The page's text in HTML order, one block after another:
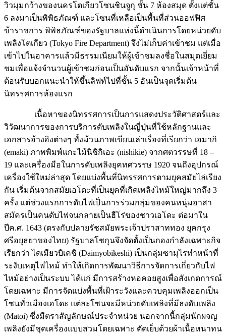
วิวมุมกว้างของนครโตเกียวโซนชินจูกุ ชั้น 7 ห้องสมุด ตั้งแต่ชั้น
6 ลงมาเป็นพิพิธภัณฑ์ และโซนที่เหลือเป็นพื้นที่ส่วนออฟฟิศ
ข้าราชการ พิพิธภัณฑ์ของรัฐบาลแห่งนี้ดำเนินการโดยหน่วยดับ
เพลิงโตเกียว (Tokyo Fire Department) จึงไม่เก็บค่าเข้าชม แต่เมื่อ
เข้าไปในอาคารแล้วมีธรรมเนียมให้ผู้เข้าชมลงชื่อในสมุดเยี่ยม
ชมเพื่อแจ้งจำนวนผู้เข้าชมก่อนเป็นอันดับแรก จากนั้นเจ้าหน้าที่
ต้อนรับบอกแนะนำให้ขึ้นลิฟท์ไปที่ชั้น 5 อันเป็นจุดเริ่มต้น
นิทรรศการห้องแรก
เนื้อหาของนิทรรศการเป็นการแสดงประวัติศาสตร์และ
วิวัฒนาการของการบริการดับเพลิงในญี่ปุ่นที่ใช้หลักฐานและ
เอกสารอ้างอิงต่างๆ ทั้งม้วนภาพเขียนเล่าเรื่องที่เรียกว่า เอมากิ
(emaki) ภาพพิมพ์แกะไม้นิชิกิเอะ (nishikie) จากศตวรรษที่ 18 –
19 และเครื่องมือในการดับเพลิงยุคทศวรรษ 1920 จนถึงอุปกรณ์
เครื่องใช้ใหม่ล่าสุด โดยแบ่งพื้นที่นิทรรศการตามยุคสมัยไล่เรียง
กัน เริ่มต้นจากสมัยเอโดะที่เป็นยุคที่เกิดเพลิงไหม้ใหญ่มากถึง 3
ครั้ง แต่ช่วงแรกการดับไฟเป็นการร่วมกลุ่มของคนหนุ่มอาสา
สมัครเป็นคนดับไฟจนกลายเป็นฮีโร่ของชาวเอโดะ ต่อมาใน
ปีค.ศ. 1643 (ตรงกับปลายรัชสมัยพระเจ้าปราสาททอง ยุคกรุง
ศรีอยุธยาของไทย) รัฐบาลโชกุนจึงจัดตั้งเป็นกองกำลังเฉพาะกิจ
เรียกว่า ไดเมียวบิเคชิ (Daimyobikeshi) เป็นกลุ่มซามุไรทำหน้าที่
ระงับเหตุไฟไหม้ ทำให้เกิดการพัฒนาวิธีการจัดการเกี่ยวกับไฟ
ไหม้อย่างเป็นระบบ ได้แก่ มีการสร้างหอคอยสูงเพื่อสังเกตการณ์
โดยเฉพาะ มีการจัดแบ่งพื้นที่เฝ้าระวังและควบคุมเพลิงออกเป็น
โซนทั่วเมืองเอโดะ แต่ละโซนจะมีหน่วยดับเพลิงที่มีธงดับเพลิง
(Matoi) ซึ่งมีตราสัญลักษณ์ประจำหน่วย นอกจากนี้กลุ่มนักผจญ
เพลิงยังมีชุดเครื่องแบบสวมโดยเฉพาะ ตัดเย็บด้วยผ้าเนื้อหนาทน